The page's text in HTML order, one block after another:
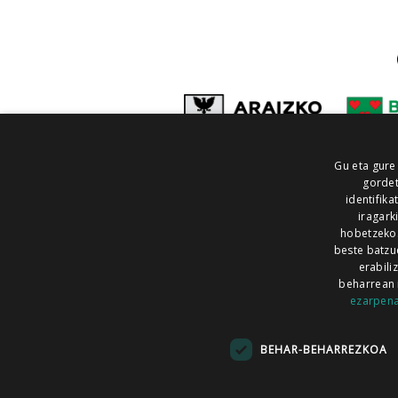
ALEA
MAILOPE NOAUA
Gu eta
hobetzeko.
beste
beharrean
BEHAR-BEHARREZKOA